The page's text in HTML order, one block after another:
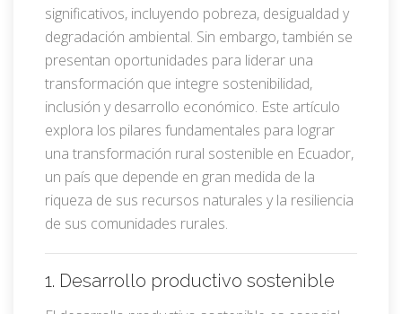
significativos, incluyendo pobreza, desigualdad y
degradación ambiental. Sin embargo, también se
presentan oportunidades para liderar una
transformación que integre sostenibilidad,
inclusión y desarrollo económico. Este artículo
explora los pilares fundamentales para lograr
una transformación rural sostenible en Ecuador,
un país que depende en gran medida de la
riqueza de sus recursos naturales y la resiliencia
de sus comunidades rurales.
1. Desarrollo productivo sostenible